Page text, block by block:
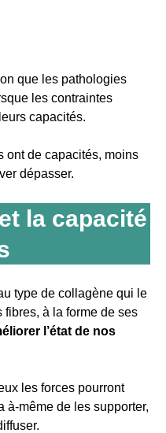
que les pathologies
les contraintes
capacités.
ont de capacités, moins
dépasser.
la capacité
type de collagène qui le
fibres, à la forme de ses
l’état de nos
les forces pourront
à-même de les supporter,